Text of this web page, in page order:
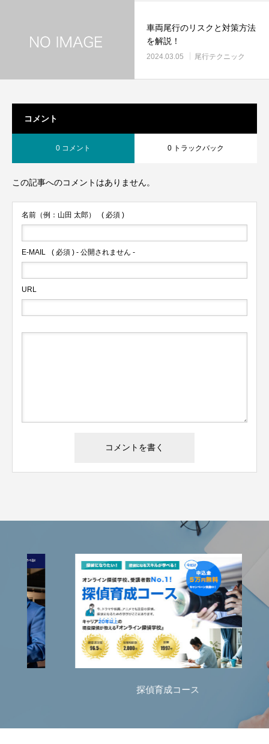
車両尾行のリスクと対策方法
を解説！
2024.03.05 尾行テクニック
コメント
0 コメント 0 トラックバック
この記事へのコメントはありません。
名前（例：山田 太郎） ( 必須 )
E-MAIL ( 必須 ) - 公開されません -
URL
探偵育成コース